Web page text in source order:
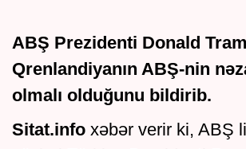
ABŞ Prezidenti Donald
Qrenlandiyanın ABŞ-nin
olmalı olduğunu bildirib.
Sitat.info xəbər verir ki, ABŞ